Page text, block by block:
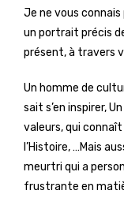
Je ne vous
un portrait précis
présent, à travers
Un homme de
sait s’en inspirer,
valeurs, qui
l’Histoire, …Mais
meurtri qui a
frustrante en